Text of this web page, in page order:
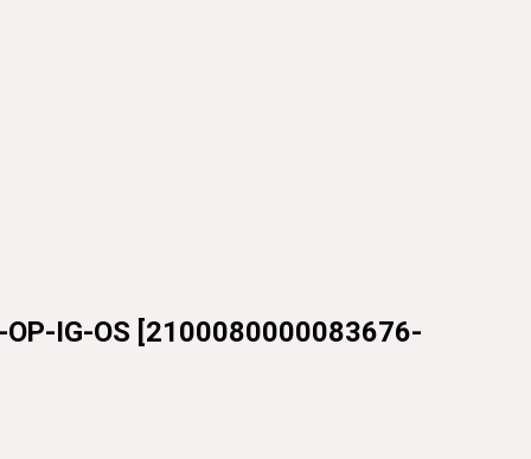
IG-OS [2100080000083676-